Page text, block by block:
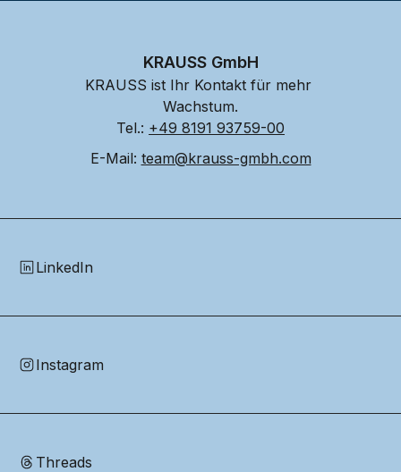
KRAUSS GmbH
KRAUSS ist Ihr Kontakt für mehr
Wachstum.
Tel.: +49 8191 93759-00
E-Mail: team@krauss-gmbh.com
LinkedIn
Instagram
Threads